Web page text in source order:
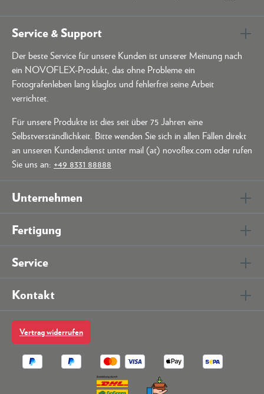
Service & Support
Der beste Service für unsere Kunden ist unserer Meinung nach
ein NOVOFLEX-Produkt, das ohne Probleme ein
Fotografenleben lang klaglos und fehlerfrei seine Arbeit
verrichtet.
Für unsere Produkte ist dies seit über 75 Jahren eine
Selbstverständlichkeit. Bitte wenden Sie sich in allen Fällen direkt
an unseren Kundendienst unter mail (at) novoflex.com oder rufen
Sie uns an: +49 8331 88888
Unternehmen
Fertigung
Service
Kontakt
Vertrag widerrufen